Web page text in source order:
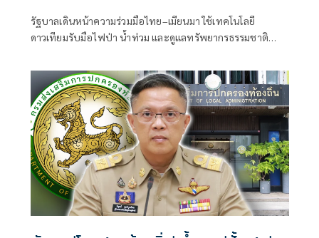
รัฐบาลเดินหน้าความร่วมมือไทย–เมียนมา ใช้เทคโนโลยี
ดาวเทียมรับมือไฟป่า น้ำท่วม และดูแลทรัพยากรธรรมชาติ